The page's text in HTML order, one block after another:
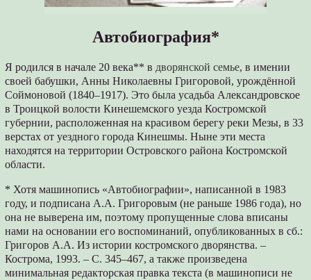
Автобиография*
Я родился в начале 20 века** в дворянской семье, в имении
своей бабушки, Анны Николаевны Григоровой, урождённой
Соймоновой (1840–1917). Это была усадьба Александровское
в Троицкой волости Кинешемского уезда Костромской
губернии, расположенная на красивом берегу реки Мезы, в 33
верстах от уездного города Кинешмы. Ныне эти места
находятся на территории Островского района Костромской
области.
* Хотя машинопись «Автобиографии», написанной в 1983
году, и подписана А.А. Григоровым (не раньше 1986 года), но
она не выверена им, поэтому пропущенные слова вписаны
нами на основании его воспоминаний, опубликованных в сб.:
Григоров А.А. Из истории костромского дворянства. –
Кострома, 1993. – С. 345–467, а также произведена
минимальная редакторская правка текста (в машинописи не